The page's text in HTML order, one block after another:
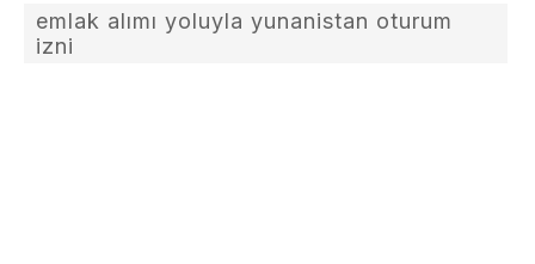
emlak alımı yoluyla yunanistan oturum
izni